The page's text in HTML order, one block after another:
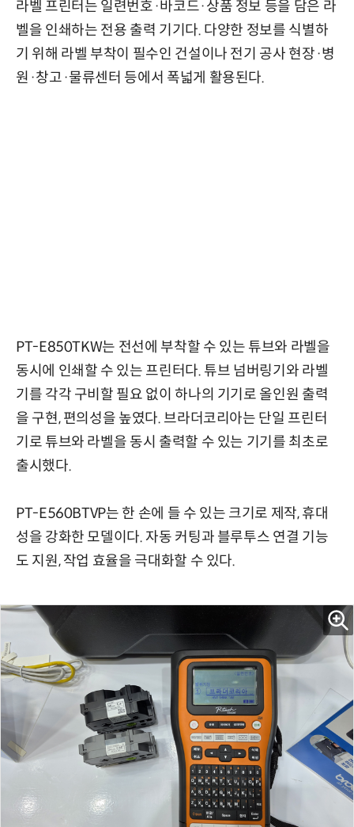
라벨 프린터는 일련번호·바코드·상품 정보 등을 담은 라
벨을 인쇄하는 전용 출력 기기다. 다양한 정보를 식별하
기 위해 라벨 부착이 필수인 건설이나 전기 공사 현장·병
원·창고·물류센터 등에서 폭넓게 활용된다.
PT-E850TKW는 전선에 부착할 수 있는 튜브와 라벨을
동시에 인쇄할 수 있는 프린터다. 튜브 넘버링기와 라벨
기를 각각 구비할 필요 없이 하나의 기기로 올인원 출력
을 구현, 편의성을 높였다. 브라더코리아는 단일 프린터
기로 튜브와 라벨을 동시 출력할 수 있는 기기를 최초로
출시했다.
PT-E560BTVP는 한 손에 들 수 있는 크기로 제작, 휴대
성을 강화한 모델이다. 자동 커팅과 블루투스 연결 기능
도 지원, 작업 효율을 극대화할 수 있다.